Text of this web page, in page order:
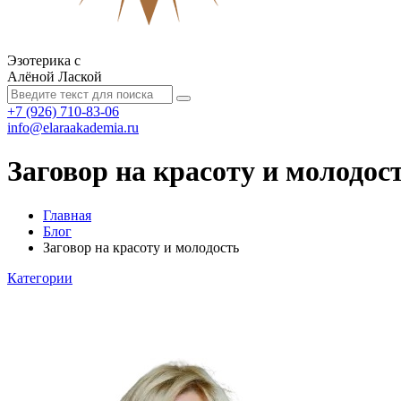
Эзотерика с
Алёной Лаской
+7 (926) 710-83-06
info@elaraakademia.ru
Заговор на красоту и
Главная
Блог
Заговор на красоту и молодость
Категории